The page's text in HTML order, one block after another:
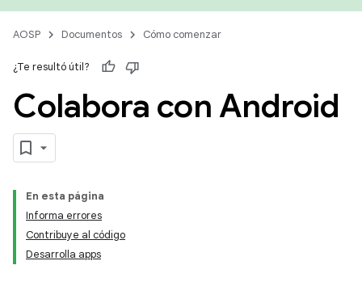
AOSP Documentos Cómo comenzar
¿Te resultó útil?
Colabora con Android
En esta página
Informa errores
Contribuye al código
Desarrolla apps